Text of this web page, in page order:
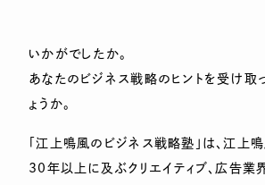
いかがでしたか。
あなたのビジネス戦略のヒントを受け取
ょうか。
「江上鳴風のビジネス戦略塾」は、江上鳴
30年以上に及ぶクリエイティブ、広告